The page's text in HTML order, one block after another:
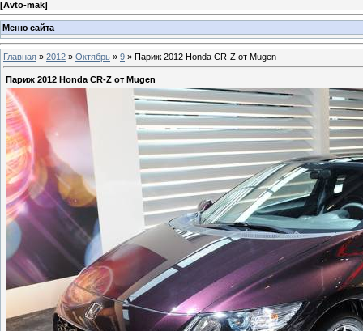
[Avto-mak]
Меню сайта
Главная » 2012 » Октябрь » 9 » Париж 2012 Honda CR-Z от Mugen
Париж 2012 Honda CR-Z от Mugen